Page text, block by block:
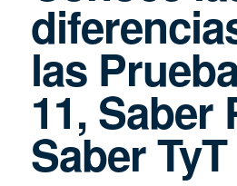
las
11, Saber
Saber TyT